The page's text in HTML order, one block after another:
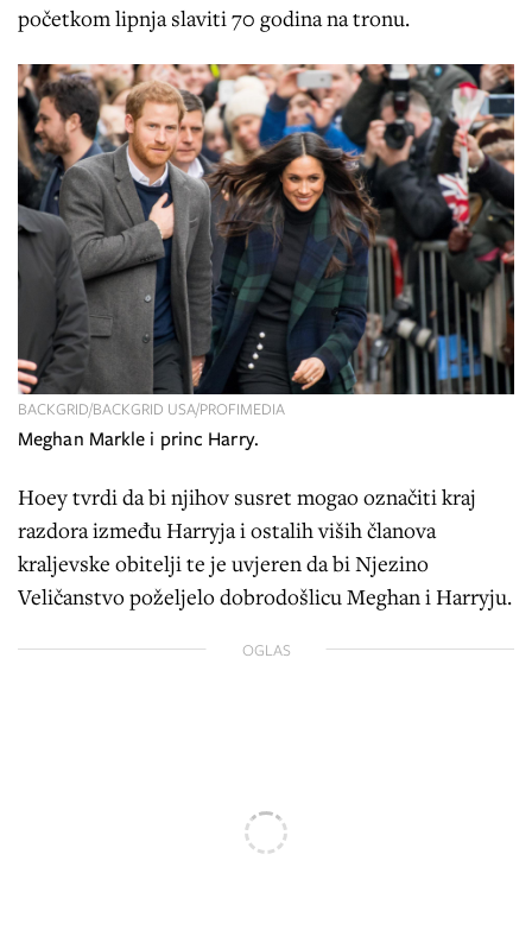
početkom lipnja slaviti 70 godina na tronu.
Meghan Markle i princ Harry.
BACKGRID/BACKGRID USA/PROFIMEDIA
Hoey tvrdi da bi njihov susret mogao označiti kraj
razdora između Harryja i ostalih viših članova
kraljevske obitelji te je uvjeren da bi Njezino
Veličanstvo poželjelo dobrodošlicu Meghan i Harryju.
OGLAS